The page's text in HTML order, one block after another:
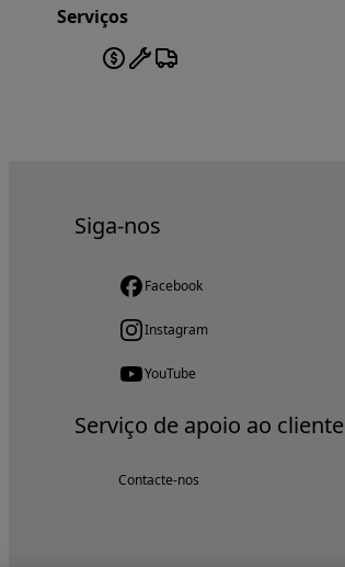
Serviços
Siga-nos
Facebook
Instagram
YouTube
Serviço de apoio ao cliente
Contacte-nos